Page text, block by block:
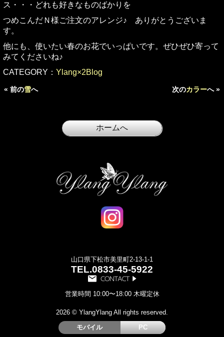
ス・・・どれも好きなものばかりを
つめこんだＮ様ご注文のアレンジ♪ ありがとうございま
す。
他にも、使いたい春のお花でいっぱいです。ぜひぜひ寄って
みてくださいね♪
CATEGORY： Ylang×2Blog
« 前の雪へ 次のカラーへ »
山口県下松市美里町2-13-1-1
TEL.0833-45-5922
営業時間 10:00〜18:00 木曜定休
2026 © YlangYlang All rights reserved.
モバイル PC